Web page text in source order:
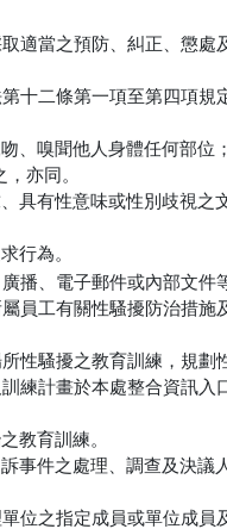
適當之預防、糾正、懲處
十二條第一項至第四項規
、嗅聞他人身體任何部位
，亦同。
具有性意味或性別歧視之
行為。
播、電子郵件或內部文件
員工有關性騷擾防治措施
性騷擾之教育訓練，規劃
練計畫於本處整合資訊入
教育訓練。
事件之處理、調查及決議
位之指定成員或單位成員